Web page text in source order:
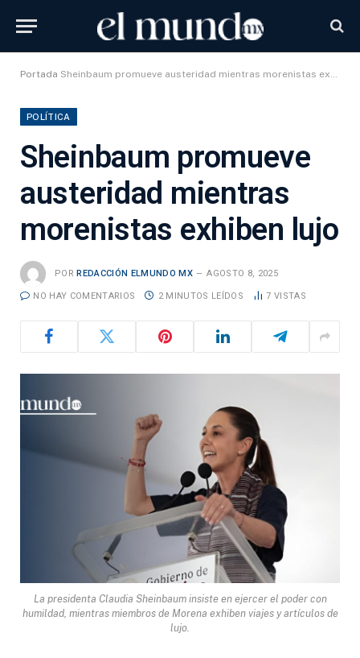
Portada Sheinbaum promueve austeridad mientras morenistas exhiben lujo
POLÍTICA
Sheinbaum promueve
austeridad mientras
morenistas exhiben lujo
POR REDACCIÓN ELMUNDO MX AGOSTO 8, 2025
NO HAY COMENTARIOS 2 MINUTOS LEÍDOS 7 VISTAS
La presidenta Claudia Sheinbaum insiste en ejercer el poder con
humildad, mientras miembros de Morena exhiben viajes y artículos de
lujo.